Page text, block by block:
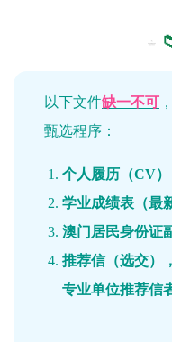
以下文件缺一不可
甄选程序：
个人履历（CV）
学业成绩表（最
澳门居民身份证
推荐信（选交）
专业单位推荐信